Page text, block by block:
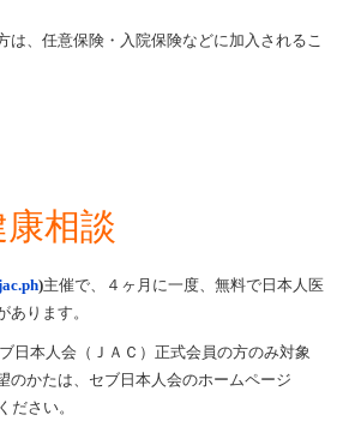
は、任意保険・入院保険などに加入されるこ
相談
)主催で、４ヶ月に一度、無料で日本人医
あります。
日本人会（ＪＡＣ）正式会員の方のみ対象
のかたは、セブ日本人会のホームページ
ださい。